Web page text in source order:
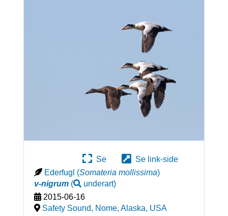
Se
Se link-side
Ederfugl (Somateria mollissima)
v-nigrum( underart)
2015-06-16
Safety Sound, Nome, Alaska, USA